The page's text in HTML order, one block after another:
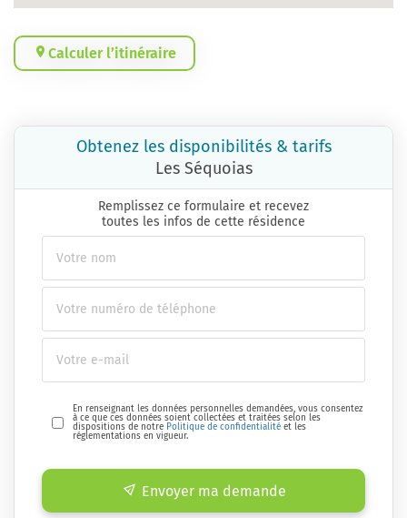
Calculer l’itinéraire
Obtenez les disponibilités & tarifs
Les Séquoias
Remplissez ce formulaire et recevez
toutes les infos de cette résidence
En renseignant les données personnelles demandées, vous consentez
à ce que ces données soient collectées et traitées selon les
dispositions de notre Politique de confidentialité et les
réglementations en vigueur.
Envoyer ma demande